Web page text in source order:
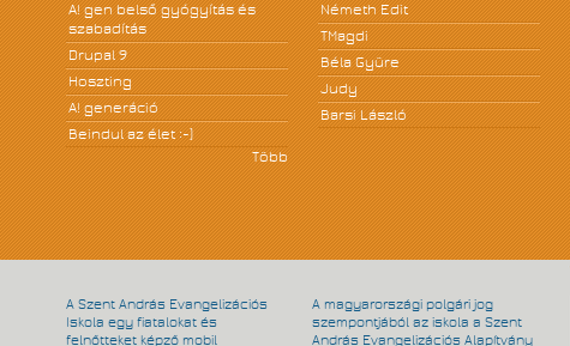
A! gen belső gyógyítás és
szabadítás
Drupal 9
Hoszting
A! generáció
Beindul az élet :-)
Több
Németh Edit
TMagdi
Béla Gyüre
Judy
Barsi László
A Szent András Evangelizációs
Iskola egy fiatalokat és
felnőtteket képző mobil
A magyarországi polgári jog
szempontjából az iskola a Szent
András Evangelizációs Alapítvány